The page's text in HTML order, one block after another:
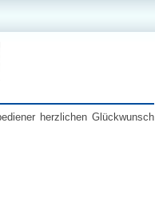
herzlichen Glückwunsch